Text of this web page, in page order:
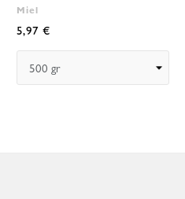
Miel
5,97 €